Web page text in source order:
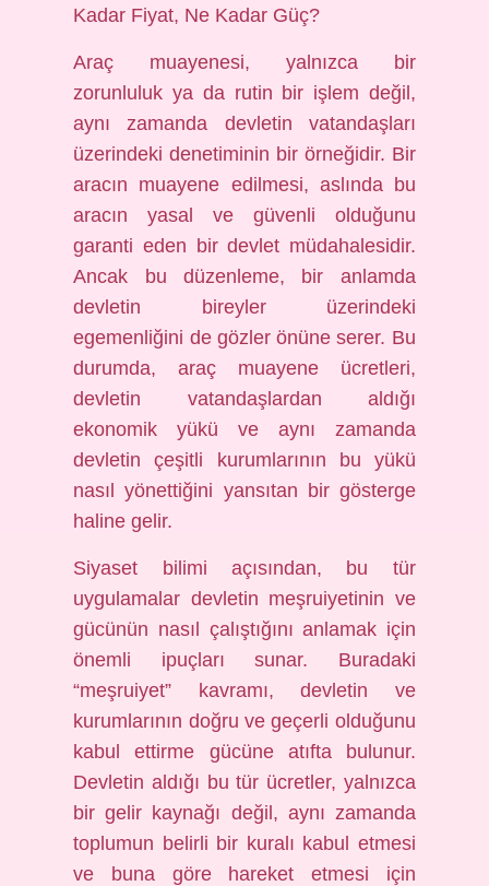
Kadar Fiyat, Ne Kadar Güç?
Araç muayenesi, yalnızca bir
zorunluluk ya da rutin bir işlem değil,
aynı zamanda devletin vatandaşları
üzerindeki denetiminin bir örneğidir. Bir
aracın muayene edilmesi, aslında bu
aracın yasal ve güvenli olduğunu
garanti eden bir devlet müdahalesidir.
Ancak bu düzenleme, bir anlamda
devletin bireyler üzerindeki
egemenliğini de gözler önüne serer. Bu
durumda, araç muayene ücretleri,
devletin vatandaşlardan aldığı
ekonomik yükü ve aynı zamanda
devletin çeşitli kurumlarının bu yükü
nasıl yönettiğini yansıtan bir gösterge
haline gelir.
Siyaset bilimi açısından, bu tür
uygulamalar devletin meşruiyetinin ve
gücünün nasıl çalıştığını anlamak için
önemli ipuçları sunar. Buradaki
“meşruiyet” kavramı, devletin ve
kurumlarının doğru ve geçerli olduğunu
kabul ettirme gücüne atıfta bulunur.
Devletin aldığı bu tür ücretler, yalnızca
bir gelir kaynağı değil, aynı zamanda
toplumun belirli bir kuralı kabul etmesi
ve buna göre hareket etmesi için